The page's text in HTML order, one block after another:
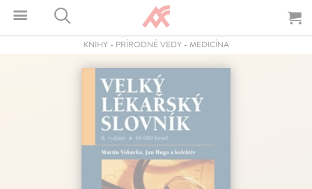
KNIHY- PRÍRODNÉ VEDY- MEDICÍNA